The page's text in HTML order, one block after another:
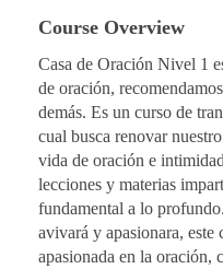
Course Overview
Casa de Oración Nivel 1
de oración,
demás. Es un curso de
cual busca renovar
vida de oración e
lecciones y materias
fundamental a lo
avivará y apasionara, este
apasionada en la oración,